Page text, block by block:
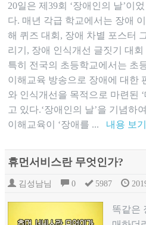
20일은 제39회 ‘장애인의 날’이었
다. 매년 각급 학교에서는 장애 이
해 퀴즈 대회, 장애 차별 포스터
리기, 장애 인식개선 글짓기 대
특히 전국의 초등학교에서는 초
이해교육 방송으로 장애에 대한
와 인식개선을 목적으로 마련된
고 있다.‘장애인의 날’을 기념하
이해교육이 ‘장애를 ... 내용 보기
휴먼서비스란 무엇인가?
김성남님 0 5987
똑같은